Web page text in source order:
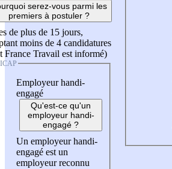
serez-vous parmi les
premiers à postuler ?
de plus de 15 jours,
moins de 4 candidatures
France Travail est informé)
Employeur handi-
engagé
Qu'est-ce qu'un
employeur handi-
engagé ?
Un employeur handi-
engagé est un
employeur reconnu